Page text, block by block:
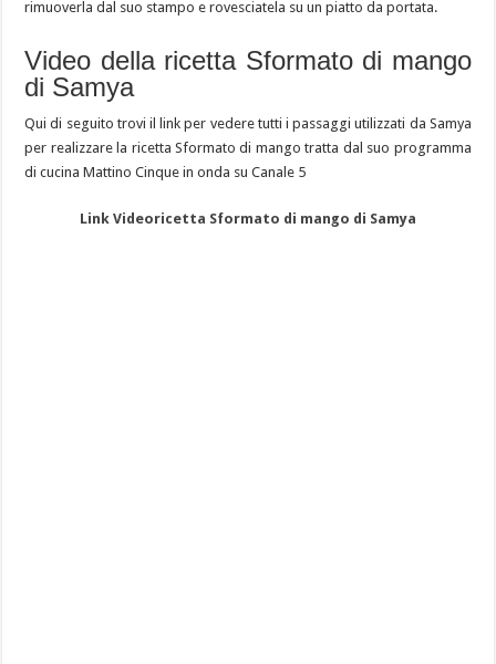
rimuoverla dal suo stampo e rovesciatela su un piatto da portata.
Video della ricetta Sformato di mango
di Samya
Qui di seguito trovi il link per vedere tutti i passaggi utilizzati da Samya
per realizzare la ricetta Sformato di mango tratta dal suo programma
di cucina Mattino Cinque in onda su Canale 5
Link Videoricetta Sformato di mango di Samya